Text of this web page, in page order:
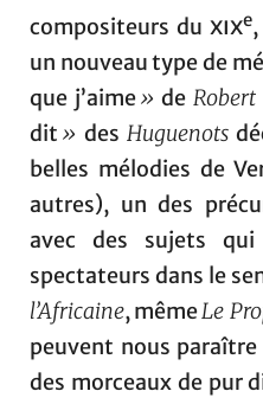
compositeurs duxixe
un nouveau type de
que j’aime» de
dit » des Huguenots
belles mélodies de
autres), un des
avec des sujets
spectateurs dans le
l’Africaine, mêmeLe
peuvent nous
des morceaux de pur